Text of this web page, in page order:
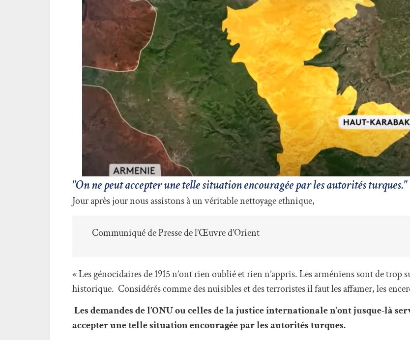
"On ne peut accepter une telle situation encouragée par les autorités turques."
Jour après jour nous assistons à un véritable nettoyage ethnique,
Communiqué de Presse de l’Œuvre d’Orient
« Les génocidaires de 1915 n’ont rien oublié et rien n’appris. Les arméniens sont de trop
historique. Considérés comme des nuisibles et des terroristes il faut les affamer, les
Les demandes de l’ONU ou celles de la justice internationale n’ont jusque-là
accepter une telle situation encouragée par les autorités turques.